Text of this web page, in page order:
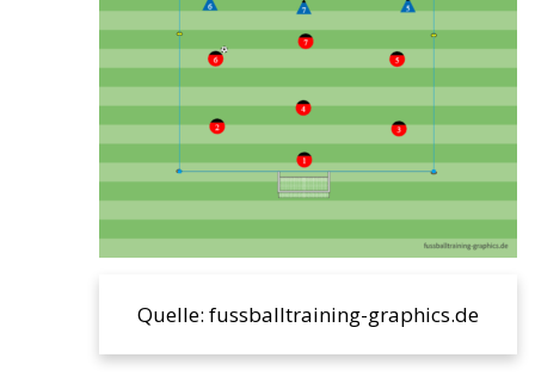
Quelle: fussballtraining-graphics.de